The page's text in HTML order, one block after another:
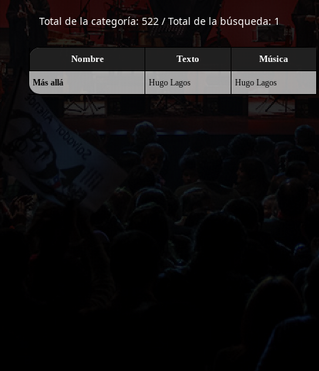
Total de la categoría: 522 / Total de la búsqueda: 1
Nombre Texto Música
Más allá Hugo Lagos Hugo Lagos